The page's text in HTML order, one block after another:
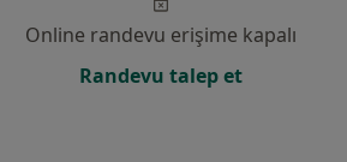
Online randevu erişime kapalı
Randevu talep et